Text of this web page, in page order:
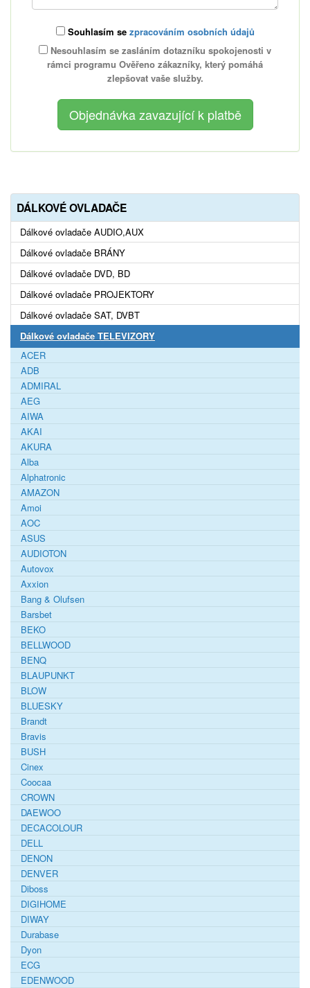
Souhlasím se zpracováním osobních údajů
Nesouhlasím se zasláním dotazníku spokojenosti v
rámci programu Ověřeno zákazníky, který pomáhá
zlepšovat vaše služby.
DÁLKOVÉ OVLADAČE
Dálkové ovladače AUDIO,AUX
Dálkové ovladače BRÁNY
Dálkové ovladače DVD, BD
Dálkové ovladače PROJEKTORY
Dálkové ovladače SAT, DVBT
Dálkové ovladače TELEVIZORY
ACER
ADB
ADMIRAL
AEG
AIWA
AKAI
AKURA
Alba
Alphatronic
AMAZON
Amoi
AOC
ASUS
AUDIOTON
Autovox
Axxion
Bang & Olufsen
Barsbet
BEKO
BELLWOOD
BENQ
BLAUPUNKT
BLOW
BLUESKY
Brandt
Bravis
BUSH
Cinex
Coocaa
CROWN
DAEWOO
DECACOLOUR
DELL
DENON
DENVER
Diboss
DIGIHOME
DIWAY
Durabase
Dyon
ECG
EDENWOOD